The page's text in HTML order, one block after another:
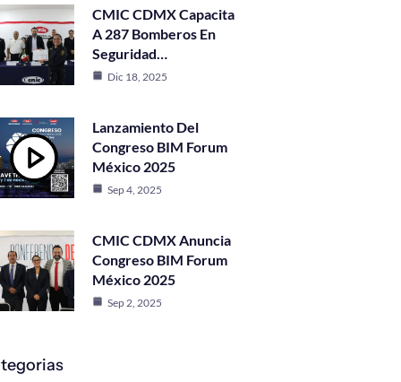
CMIC CDMX Capacita
A 287 Bomberos En
Seguridad…
Dic 18, 2025
Lanzamiento Del
Congreso BIM Forum
México 2025
Sep 4, 2025
CMIC CDMX Anuncia
Congreso BIM Forum
México 2025
Sep 2, 2025